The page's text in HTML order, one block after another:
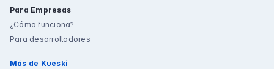
Para Empresas
¿Cómo funciona?
Para desarrolladores
Más de Kueski